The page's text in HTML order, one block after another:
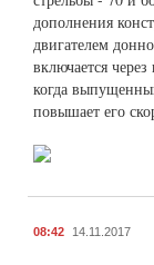
дополнения
двигателем
включается
когда
повышает его
08:42 14.11.2017